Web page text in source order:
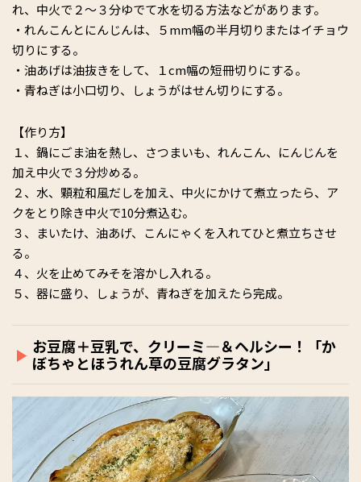
れ、中火で２～３分ゆでて水を切る方法などがあります。
・れんこんとにんじんは、５mm幅の半月切りまたはイチョウ
切りにする。
・油あげは油抜きをして、１cm幅の短冊切りにする。
・青ねぎは小口切り、しょうがはせん切りにする。
【作り方】
１、鍋にごま油を熱し、さつまいも、れんこん、にんじんを
加え中火で３分炒める。
２、水、顆粒和風だしを加え、中火にかけて煮立ったら、ア
クをとり除き中火で10分煮込む。
３、まいたけ、油あげ、こんにゃくを入れてひと煮立ちさせ
る。
４、火を止めてみそを溶かし入れる。
５、器に盛り、しょうが、青ねぎを加えたら完成。
お豆腐＋豆乳で、クリーミ―＆ヘルシー！「か
ぼちゃとほうれん草の豆腐グラタン」